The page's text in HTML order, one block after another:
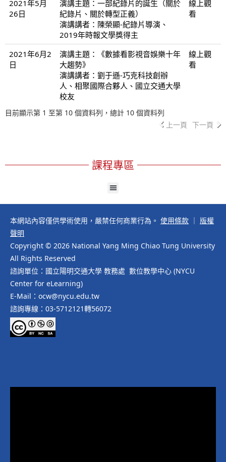
2021年5月
26日
演講主題：一部紀錄片的誕生（關於
紀錄片、關於轉型正義）
演講講者：陳榮顯-紀錄片導演、
2019年時報文學獎得主
線上觀
看
2021年6月2
日
演講主題：《數據看影視音娛樂十年
大趨勢》
演講講者：劉于遜-巧克科技創辦
人、相聚國際合夥人、國立交通大學
校友
線上觀
看
目前顯示第 1 至第 10 個資料列，總計 10 個資料列
上一頁 下一頁
課程專區
本網站內容僅供學術使用，嚴禁任何商業行為。 使用條款
版權
聲明
Copyright © 2026 National Yang Ming Chiao Tung University
All Rights Reserved
諮詢單位：國立陽明交通大學 教務處 數位教學中心 (NYCU
Center for eLearning)
E-Mail：ocw@nycu.edu.tw
諮詢專線：03-5712121轉56072